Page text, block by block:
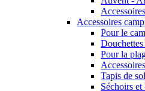
Accessoires
Pour le
Pour la
Tapis de sol
Séchoirs et